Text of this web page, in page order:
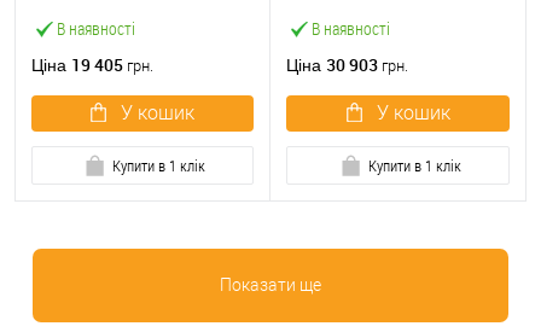
В наявності
точковий вверх-вниз
Ціна 19 405 грн.
У кошик
Купити в 1 клік
В наявності
Ціна 30 903 грн.
У кошик
Купити в 1 клік
Показати ще